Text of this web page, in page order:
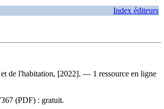
Index éditeurs
de l'habitation, [2022]. — 1 ressource en ligne
(PDF) : gratuit.